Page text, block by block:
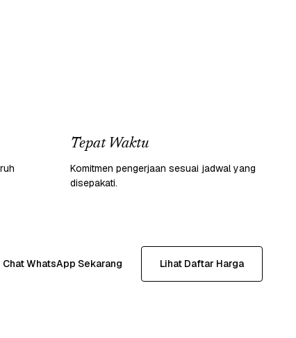
Tepat Waktu
Komitmen pengerjaan sesuai jadwal yang
disepakati.
Chat WhatsApp Sekarang Lihat Daftar Harga